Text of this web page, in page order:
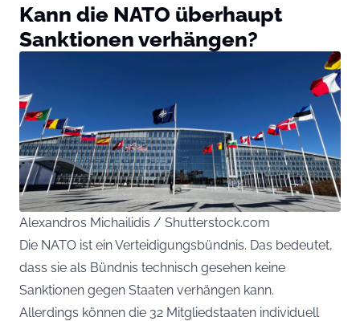
Kann die NATO überhaupt
Sanktionen verhängen?
Alexandros Michailidis / Shutterstock.com
Die NATO ist ein Verteidigungsbündnis. Das bedeutet,
dass sie als Bündnis technisch gesehen keine
Sanktionen gegen Staaten verhängen kann.
Allerdings können die 32 Mitgliedstaaten individuell